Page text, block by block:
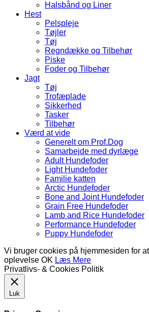
Halsbånd og Liner
Hest
Pelspleje
Tøjler
Tøj
Regndække og Tilbehør
Piske
Foder og Tilbehør
Jagt
Tøj
Trofæplade
Sikkerhed
Tasker
Tilbehør
Værd at vide
Generelt om Prof.Dog
Samarbejde med dyrlæge
Adult Hundefoder
Light Hundefoder
Familie katten
Arctic Hundefoder
Bone and Joint Hundefoder
Grain Free Hundefoder
Lamb and Rice Hundefoder
Performance Hundefoder
Puppy Hundefoder
Vi bruger cookies på hjemmesiden for
oplevelse OK Læs Mere
Privatlivs- & Cookies Politik
Luk